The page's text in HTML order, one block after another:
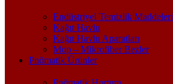
Endüstriyel Temizlik Maddeleri
Kağıt Havlu
Kağıt Havlu Aparatları
Mop – Mikrofiber Bezler
Pnömatik Ürünler